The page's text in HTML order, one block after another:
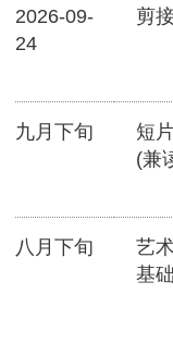
2026-09-
24
剪
九月下旬
短
(兼
八月下旬
艺
基